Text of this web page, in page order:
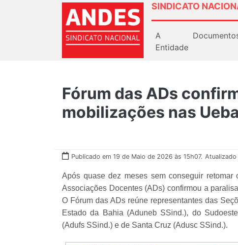
SINDICATO
A
Entidade
Fórum das ADs
mobilizações nas
Publicado em 19 de Maio de 2026 às 15h07.
Após quase dez meses sem conseguir
Associações Docentes (ADs) confirmou a
O Fórum das ADs reúne representantes das
Estado da Bahia (Aduneb SSind.), do
(Adufs SSind.) e de Santa Cruz (Adusc SSind.).